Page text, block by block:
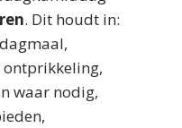
. Dit houdt in:
ontprikkeling,
waar nodig,